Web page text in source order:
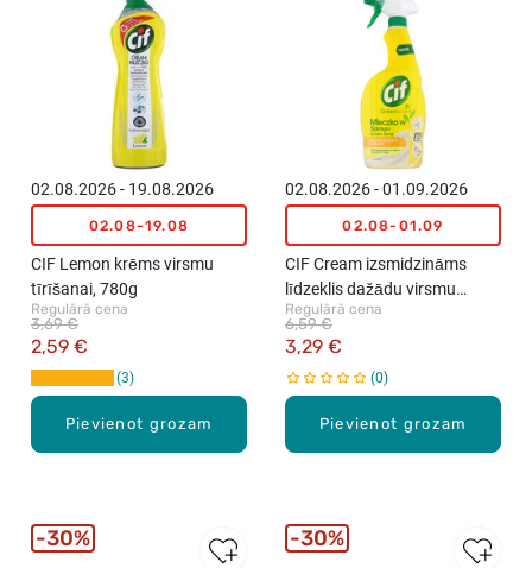
Pievienot grozam
02.08.2026 - 19.08.2026
02.08-19.08
CIF Lemon krēms virsmu
tīrīšanai, 780g
Regulārā cena
2,59 €
3,69 €
3
Pievienot grozam
02.08.2026 - 01.09.2026
02.08-01.09
CIF Cream izsmidzināms
līdzeklis dažādu virsmu
tīrīšanai, 750ml
Regulārā cena
3,29 €
6,59 €
0
30% 30%